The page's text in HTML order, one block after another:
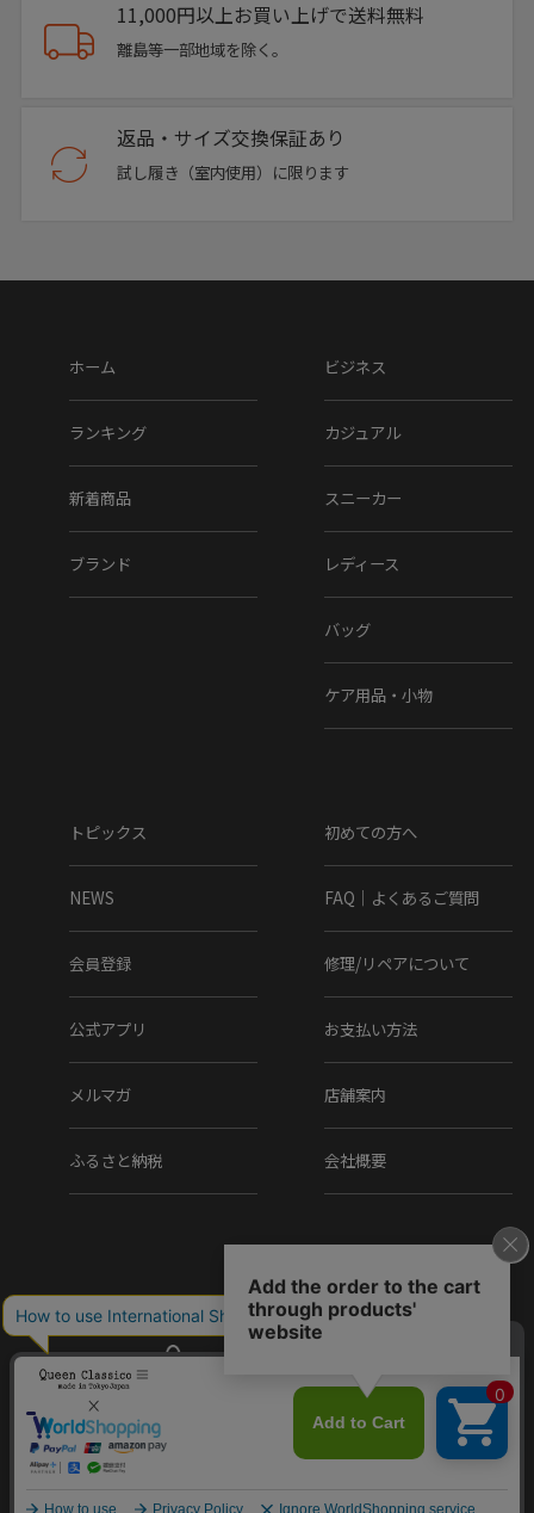
ERINYS CROWN / エリニュスクラウン
▼色
染色技術の芸術作品ともいわれるパティーヌは、手作業なら
ではの立体的な色彩が際立ち、履くほどに深みと艶が増して
いく上質な革の魅力を存分に味わえます。
ソフトタンクラバーソールを組み合わせることで、足元に程
奥深い色合いと、革本来の経年変化が織りなす高級感は格
別。使い込むほどに自分だけの風合いへと育っていき、長く
25.5cm
26.5cm
ヒール高 : 約3cm
※上記のサイズは当店での参考サイズ目安でございま
ます。
▼素材
▼製法
セメント
▼在庫について
当店は、店頭同時販売のため、売り切れの場合がございま
購入する
11,000円以上お買い上げで送料無料
離島等一部地域を除く。
返品・サイズ交換保証あり
試し履き（室内使用）に限ります
ホーム
ランキング
新着商品
ブランド
ビジネス
カジュアル
スニーカー
レディース
バッグ
ケア用品・小物
トピックス
NEWS
会員登録
公式アプリ
メルマガ
ふるさと納税
初めての方へ
FAQ｜よくあるご質問
修理/リペアについて
お支払い方法
店舗案内
会社概要
Copyright (C) Q.R.C Co., Ltd. All Rights reserved.